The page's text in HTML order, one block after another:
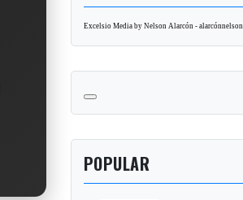
Excelsio Media by Nelson Alarcón - alarcónnelson
POPULAR